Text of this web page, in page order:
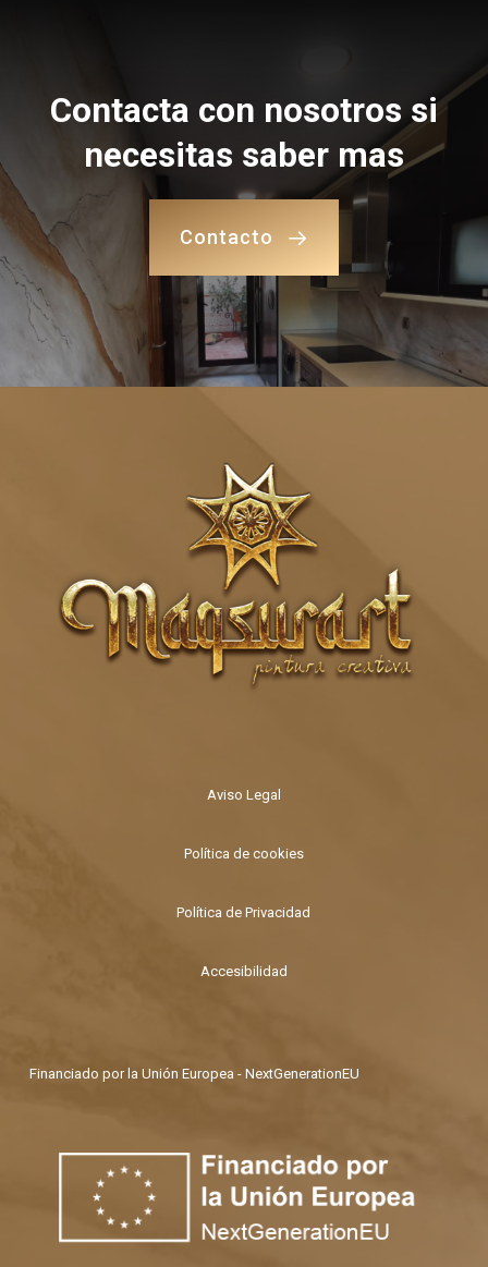
Contacta con nosotros si
necesitas saber mas
Contacto
Aviso Legal
Política de cookies
Política de Privacidad
Accesibilidad
Financiado por la Unión Europea - NextGenerationEU